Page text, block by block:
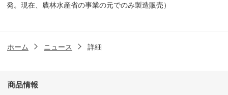
発。現在、農林水産省の事業の元でのみ製造販売）
ホーム ニュース 詳細
商品情報